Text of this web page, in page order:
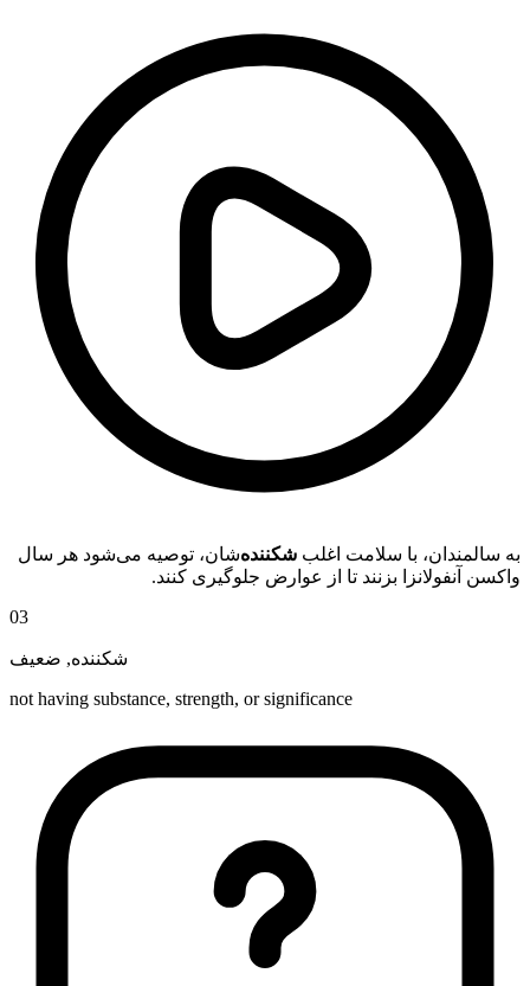
به سالمندان، با سلامت اغلب شکننده‌شان، توصیه می‌شود هر سال
واکسن آنفولانزا بزنند تا از عوارض جلوگیری کنند.
03
شکننده, ضعیف
not having substance, strength, or significance